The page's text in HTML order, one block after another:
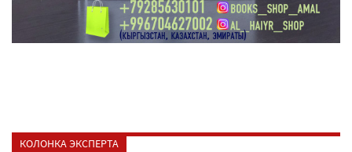
КОЛОНКА ЭКСПЕРТА